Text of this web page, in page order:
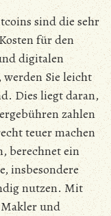
sind die sehr
für den
digitalen
Sie leicht
Dies liegt daran,
zahlen
teuer machen
berechnet ein
insbesondere
nutzen. Mit
und